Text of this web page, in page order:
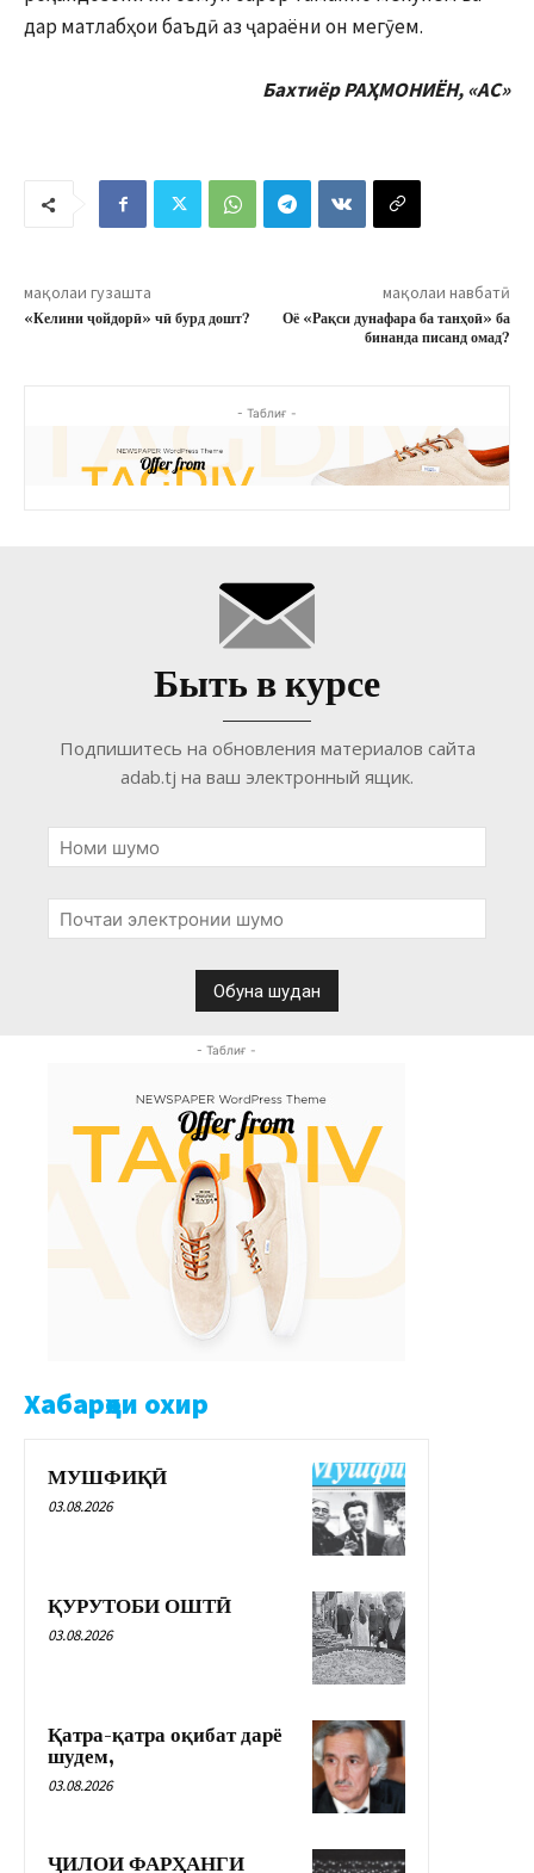
дар матлабҳои баъдӣ аз ҷараёни он мегӯем.
Бахтиёр РАҲМОНИЁН, «АС»
мақолаи гузашта
«Келини ҷойдорӣ» чӣ бурд дошт?
мақолаи навбатӣ
Оё «Рақси дунафара ба танҳоӣ» ба
бинанда писанд омад?
- Таблиғ -
Быть в курсе
Подпишитесь на обновления материалов сайта
adab.tj на ваш электронный ящик.
- Таблиғ -
Хабарҳои охир
МУШФИҚӢ
03.08.2026
ҚУРУТОБИ ОШТӢ
03.08.2026
Қатра-қатра оқибат дарё
шудем,
03.08.2026
ҶИЛОИ ФАРҲАНГИ